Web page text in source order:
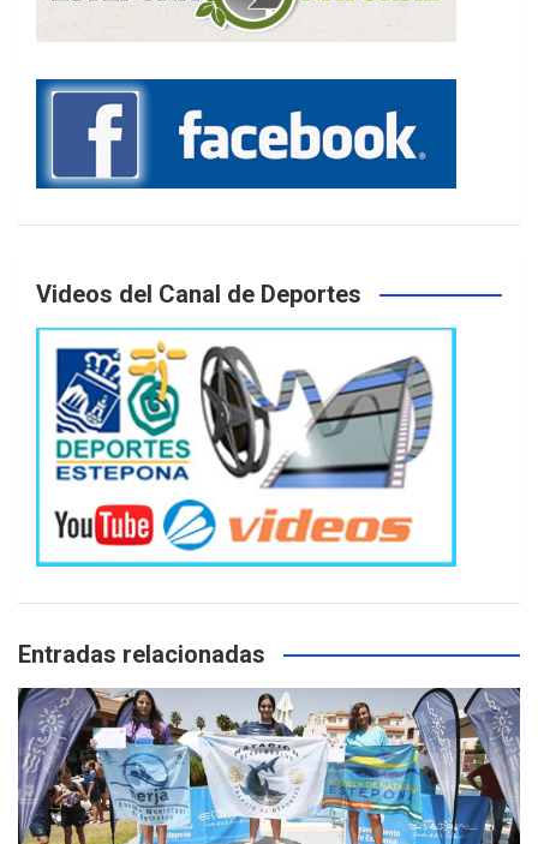
Videos del Canal de Deportes
Entradas relacionadas